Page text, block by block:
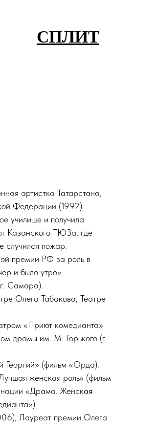
СПЛИТ
артистка Татарстана,
Федерации (1992).
училище и получила
Казанского ТЮЗа, где
случился пожар.
премии РФ за роль в
и было утро».
Самара).
Олега Табакова, Театре
«Приют комедианта»
драмы им. М. Горького (г.
(фильм «Орда).
женская роль» (фильм
«Драма. Женская
Лауреат премии Олега